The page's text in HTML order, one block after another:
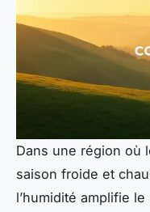
Dans une région où
saison froide et
l’humidité amplifie